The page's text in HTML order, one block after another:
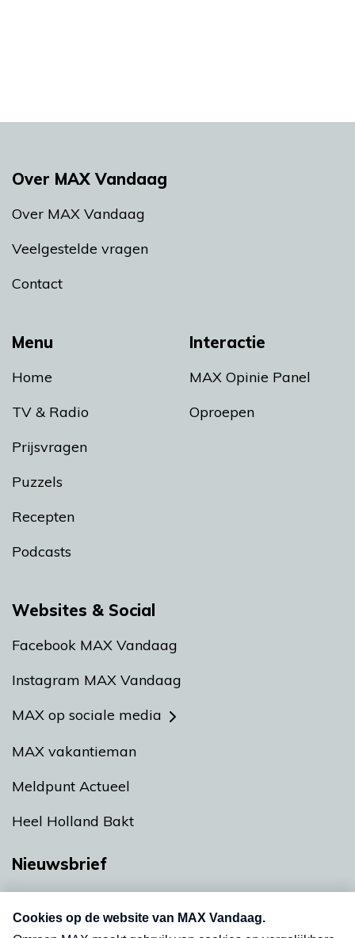
Menu
Home
TV & Radio
Prijsvragen
Puzzels
Recepten
Podcasts
Interactie
MAX Opinie Panel
Oproepen
Over MAX Vandaag
Over MAX Vandaag
Veelgestelde vragen
Contact
Websites & Social
Facebook MAX Vandaag
Instagram MAX Vandaag
MAX op sociale media
MAX vakantieman
Meldpunt Actueel
Heel Holland Bakt
Nieuwsbrief
nieuwsbrief. Elke vrijdag- en dinsdagochtend in